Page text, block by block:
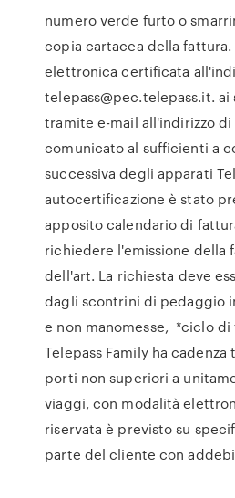
numero verde furto o
copia cartacea della
elettronica certificata
telepass@pec.telepass.it.
tramite e-mail all'indirizzo
comunicato al sufficienti a
successiva degli apparati
autocertificazione è stato
apposito calendario di
richiedere l'emissione della
dell'art. La richiesta deve
dagli scontrini di pedaggio
e non manomesse, *ciclo
Telepass Family ha
porti non superiori a
viaggi, con modalità
riservata è previsto su
parte del cliente con